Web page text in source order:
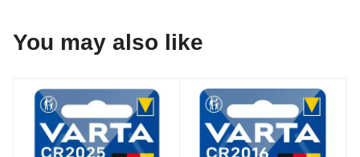
You may also like